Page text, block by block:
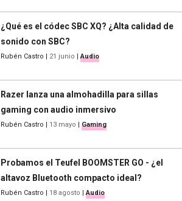
¿Qué es el códec SBC XQ? ¿Alta calidad de
sonido con SBC?
Rubén Castro 21 junio |Audio
Razer lanza una almohadilla para sillas
gaming con audio inmersivo
Rubén Castro 13 mayo Gaming
Probamos el Teufel BOOMSTER GO - ¿el
altavoz Bluetooth compacto ideal?
Rubén Castro 18 agosto |Audio